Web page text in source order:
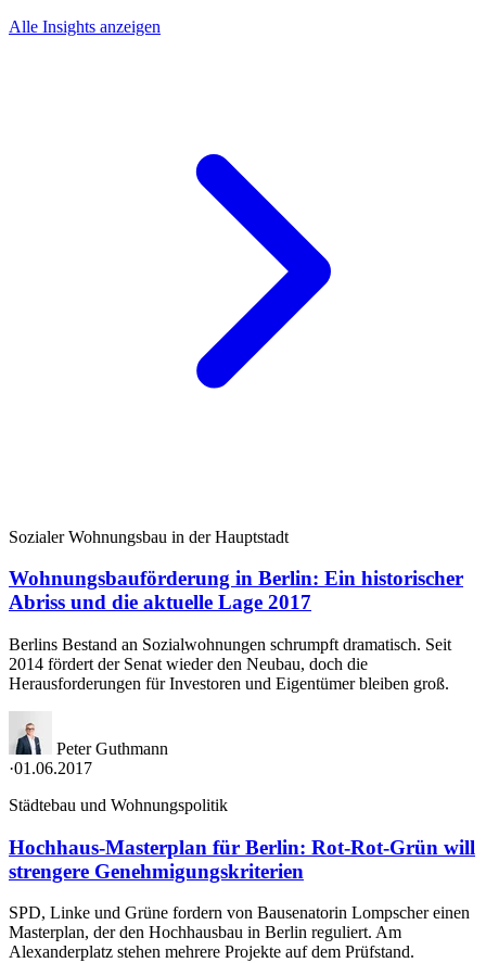
Alle Insights anzeigen
Sozialer Wohnungsbau in der Hauptstadt
Wohnungsbauförderung in Berlin: Ein historischer
Abriss und die aktuelle Lage 2017
Berlins Bestand an Sozialwohnungen schrumpft dramatisch. Seit
2014 fördert der Senat wieder den Neubau, doch die
Herausforderungen für Investoren und Eigentümer bleiben groß.
Peter Guthmann
·01.06.2017
Städtebau und Wohnungspolitik
Hochhaus-Masterplan für Berlin: Rot-Rot-Grün will
strengere Genehmigungskriterien
SPD, Linke und Grüne fordern von Bausenatorin Lompscher einen
Masterplan, der den Hochhausbau in Berlin reguliert. Am
Alexanderplatz stehen mehrere Projekte auf dem Prüfstand.